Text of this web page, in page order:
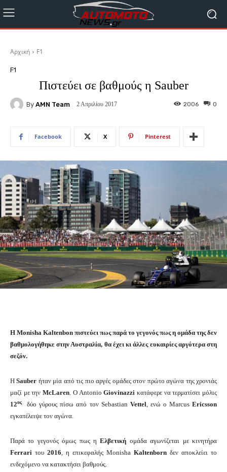
Αρχική F1
F1
Πιστεύει σε βαθμούς η Sauber
By AMN Team 2 Απριλίου 2017 0
2006
Facebook X Pinterest
H Monisha Kaltenbon πιστεύει πως παρά το γεγονός πως η ομάδα της δεν
βαθμολογήθηκε στην Αυστραλία, θα έχει κι άλλες ευκαιρίες αργότερα στη
σεζόν.
ΗSauber ήταν μία από τις πιο αργές ομάδες στον πρώτο αγώνα της χρονιάς
μαζί με τηνMcLaren . O AntonioGiovinazzi κατάφερε να τερματίσει μόλις
12ος δύο γύρους πίσω από τον Sebastian Vettel , ενώ ο MarcusEricsson
εγκατέλειψε τον αγώνα.
Παρά το γεγονός όμως πως ηΕλβετική ομάδα αγωνίζεται με κινητήρα
Ferrari του 2016 , η επικεφαλής Monisha Kaltenborn δεν αποκλείει το
ενδεχόμενο να κατακτήσει βαθμούς.